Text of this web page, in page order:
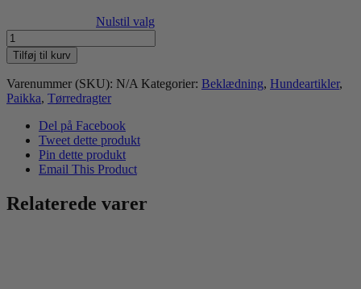
Nulstil valg
Paikka
Tørredragt,
Taupe
antal
Tilføj til kurv
Varenummer (SKU): N/A Kategorier: Beklædning, Hundeartikler,
Paikka, Tørredragter
Del på Facebook
Tweet dette produkt
Pin dette produkt
Email This Product
Relaterede varer